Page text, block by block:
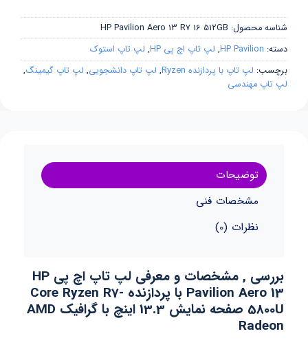
شناسه محصول: HP Pavilion Aero 13 R7 16 512GB
دسته: HP Pavilion
, لپ تاپ اچ پی HP , لپ تاپ استوک
برچسب: لپ تاپ با پردازنده Ryzen , لپ تاپ دانشجویی, لپ تاپ گیمینگ,
لپ تاپ مهندسی
توضیحات
مشخصات فنی
نظرات (0)
بررسی , مشخصات و معرفی لپ تاپ اچ پی HP
Pavilion Aero 13 با پردازنده Core Ryzen R7-
5800U صفحه نمایش 13.3 اینچ با گرافیک AMD
Radeon